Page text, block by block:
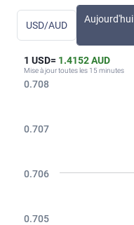
USD/AUD
Aujourd'hui
0.705
0.706
0.707
0.708
1 USD= 1.4152 AUD
Mise à jour toutes les 15 minutes